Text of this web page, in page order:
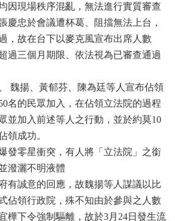
因現場秩序混亂，無法進行實質審查
慶忠於會議遭杯葛、阻擋無法上台，
，故在台下以麥克風宣布出席人數
過三個月期限、依法視為已審查通過
魏揚、黃郁芬、陳為廷等人宣布佔領
名的民眾加入，在佔領立法院的過程
並加入前述等人之行動，並於約莫10
領成功。
發零星衝突，有人將「立法院」之銜
潑灑不明液體
有誠意的回應，故魏揚等人謀議以比
佔領行政院，殊不知由於參與之人數
樺下令強制驅離，故於3月24日發生流